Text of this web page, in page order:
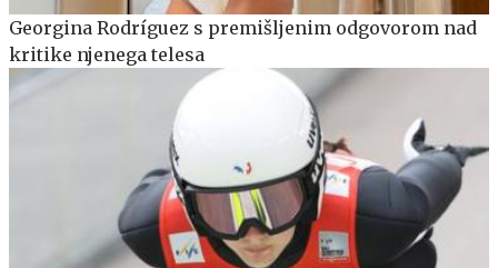
Georgina Rodríguez s premišljenim odgovorom nad
kritike njenega telesa